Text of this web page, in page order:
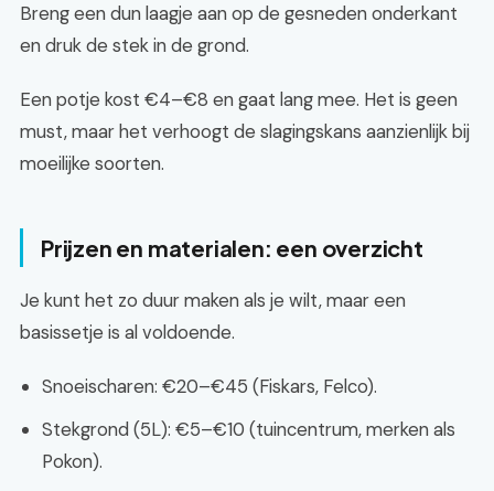
Breng een dun laagje aan op de gesneden onderkant
en druk de stek in de grond.
Een potje kost €4–€8 en gaat lang mee. Het is geen
must, maar het verhoogt de slagingskans aanzienlijk bij
moeilijke soorten.
Prijzen en materialen: een overzicht
Je kunt het zo duur maken als je wilt, maar een
basissetje is al voldoende.
Snoeischaren: €20–€45 (Fiskars, Felco).
Stekgrond (5L): €5–€10 (tuincentrum, merken als
Pokon).